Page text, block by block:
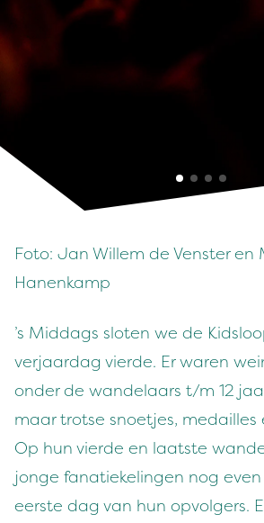
Foto: Jan Willem de Ven­ster en
Hanenkamp
’s Mid­dags sloten we de
ver­jaardag vierde. Er waren
onder de wan­de­laars t/​m 12
maar trotse snoet­jes, medailles
Op hun vierde en laat­ste
jonge fanatiekelin­gen nog
eerste dag van hun opvol­gers.